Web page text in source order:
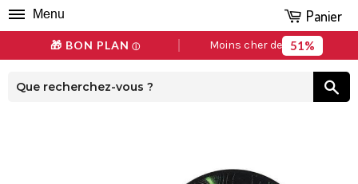
🎁 BON PLAN ⓘ Moins cher de 51%
Menu Panier